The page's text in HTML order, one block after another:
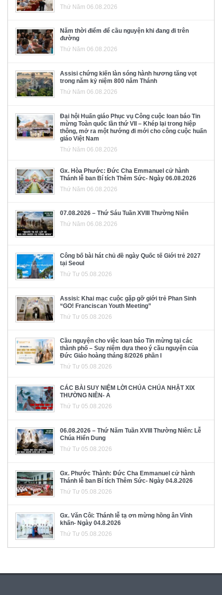
Thứ Năm 06.08.2026
Năm thời điểm để cầu nguyện khi đang đi trên
đường
Thứ Năm 06.08.2026
Assisi chứng kiến làn sóng hành hương tăng vọt
trong năm kỷ niệm 800 năm Thánh
Thứ Năm 06.08.2026
Đại hội Huấn giáo Phục vụ Công cuộc loan báo Tin
mừng Toàn quốc lần thứ VII – Khép lại trong hiệp
thông, mở ra một hướng đi mới cho công cuộc huấn
giáo Việt Nam
Thứ Năm 06.08.2026
Gx. Hòa Phước: Đức Cha Emmanuel cử hành
Thánh lễ ban Bí tích Thêm Sức- Ngày 06.08.2026
Thứ Năm 06.08.2026
07.08.2026 – Thứ Sáu Tuần XVIII Thường Niên
Thứ Năm 06.08.2026
Công bố bài hát chủ đề ngày Quốc tế Giới trẻ 2027
tại Seoul
Thứ Tư 05.08.2026
Assisi: Khai mạc cuộc gặp gỡ giới trẻ Phan Sinh
“GO! Franciscan Youth Meeting”
Thứ Tư 05.08.2026
Cầu nguyện cho việc loan báo Tin mừng tại các
thành phố – Suy niệm dựa theo ý cầu nguyện của
Đức Giáo hoàng tháng 8/2026 phần I
Thứ Tư 05.08.2026
CÁC BÀI SUY NIỆM LỜI CHÚA CHÚA NHẬT XIX
THƯỜNG NIÊN- A
Thứ Tư 05.08.2026
06.08.2026 – Thứ Năm Tuần XVIII Thường Niên: Lễ
Chúa Hiển Dung
Thứ Tư 05.08.2026
Gx. Phước Thành: Đức Cha Emmanuel cử hành
Thánh lễ ban Bí tích Thêm Sức- Ngày 04.8.2026
Thứ Tư 05.08.2026
Gx. Văn Côi: Thánh lễ tạ ơn mừng hồng ân Vĩnh
khấn- Ngày 04.8.2026
Thứ Tư 05.08.2026